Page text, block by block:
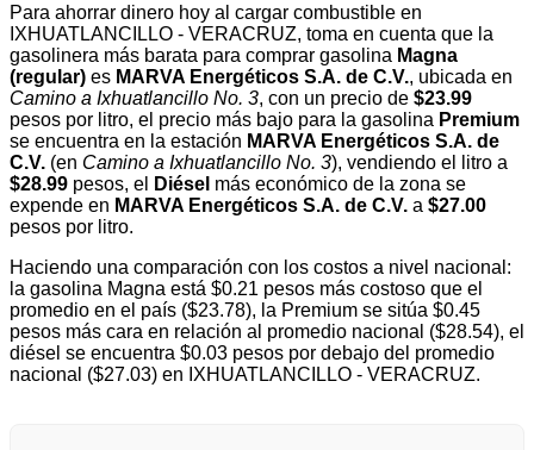
Para ahorrar dinero hoy al cargar combustible en
IXHUATLANCILLO - VERACRUZ, toma en cuenta que la
gasolinera más barata para comprar gasolina Magna
(regular) es MARVA Energéticos S.A. de C.V., ubicada en
Camino a Ixhuatlancillo No. 3, con un precio de $23.99
pesos por litro, el precio más bajo para la gasolina Premium
se encuentra en la estación MARVA Energéticos S.A. de
C.V. (en Camino a Ixhuatlancillo No. 3), vendiendo el litro a
$28.99 pesos, el Diésel más económico de la zona se
expende en MARVA Energéticos S.A. de C.V. a $27.00
pesos por litro.
Haciendo una comparación con los costos a nivel nacional:
la gasolina Magna está $0.21 pesos más costoso que el
promedio en el país ($23.78), la Premium se sitúa $0.45
pesos más cara en relación al promedio nacional ($28.54), el
diésel se encuentra $0.03 pesos por debajo del promedio
nacional ($27.03) en IXHUATLANCILLO - VERACRUZ.